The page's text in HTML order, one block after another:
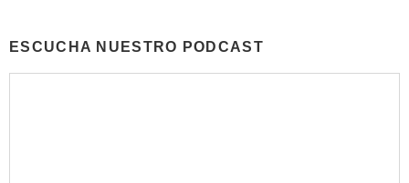
ESCUCHA NUESTRO PODCAST